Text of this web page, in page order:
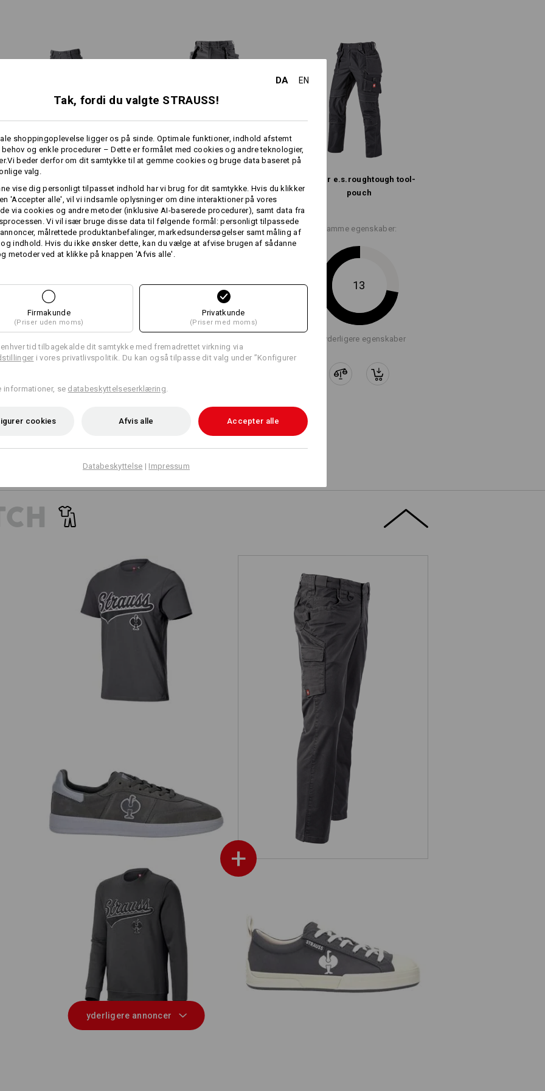
Overstof 46% Bomuld / 38% Elastomultiester / 16 Polyamid (ca. 315 g/m²)
Maskinvask 40 °C
Må ikke bleges
Stryges koldt
Individualisering:
Udform selv
mere
– alt opbevares perfekt her med en klips. Og den diskrete clip tool-taske er mere robust, end det syner
en fast forstærkning for godt hold. Lille detalje designet på en smart måde.
1 / 4
Bukser e.s.​roughtough tool-
pouch
Samme egenskaber:
17
Samme egenskaber:
14
Samme egenskaber:
13
+8 yderligere egenskaber
Bukser e.s.e:pic twill
+
T-Shirt e.s.e:pic
O1 arbejdssko e.s. Brockton low
Sweatshirt e.s.e:pic S1 sikkerhedssko e.s. Yatala low
yderligere annoncer
DA EN
Tak, fordi du valgte STRAUSS!
shoppingoplevelse ligger os på sinde. Optimale funktioner, indhold afstemt
og enkle procedurer – Dette er formålet med cookies og andre teknologier,
beder derfor om dit samtykke til at gemme cookies og bruge data baseret på
valg.
vise dig personligt tilpasset indhold har vi brug for dit samtykke. Hvis du klikker
'Accepter alle', vil vi indsamle oplysninger om dine interaktioner på vores
via cookies og andre metoder (inklusive AI-baserede procedurer), samt data fra
Vi vil især bruge disse data til følgende formål: personligt tilpassede
målrettede produktanbefalinger, markedsundersøgelser samt måling af
indhold. Hvis du ikke ønsker dette, kan du vælge at afvise brugen af sådanne
metoder ved at klikke på knappen 'Afvis alle'.
Firmakunde
(Priser uden moms)
Privatkunde
(Priser med moms)
enhver tid tilbagekalde dit samtykke med fremadrettet virkning via
i vores privatlivspolitik. Du kan også tilpasse dit valg under ”Konfigurer
informationer, se databeskyttelseserklæring
cookies Afvis alle Accepter alle
Databeskyttelse | Impressum